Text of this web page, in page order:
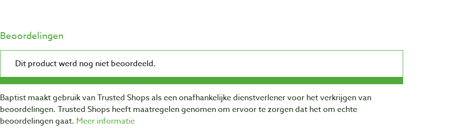
Beoordelingen
Baptist maakt gebruik van Trusted Shops als een onafhankelijke dienstverlener voor het verkrijgen van
beoordelingen. Trusted Shops heeft maatregelen genomen om ervoor te zorgen dat het om echte
beoordelingen gaat. Meer informatie